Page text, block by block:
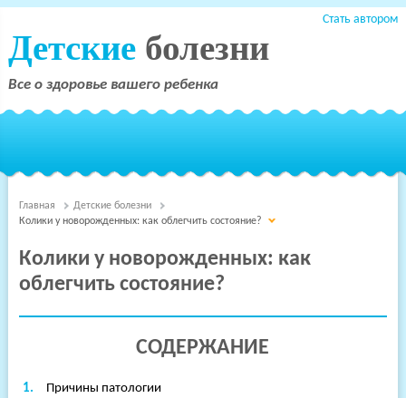
Стать автором
Детские болезни
Все о здоровье вашего ребенка
Главная
Детские болезни
Колики у новорожденных: как облегчить состояние?
Колики у новорожденных: как
облегчить состояние?
СОДЕРЖАНИЕ
Причины патологии